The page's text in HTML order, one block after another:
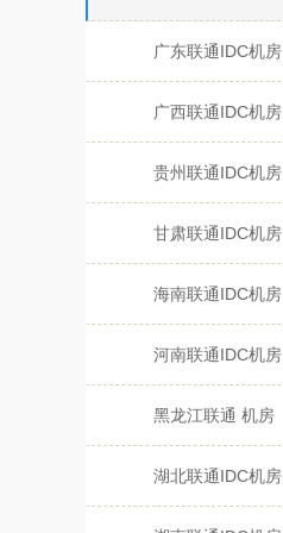
广东联通IDC机房
广西联通IDC机房
贵州联通IDC机房
甘肃联通IDC机房
海南联通IDC机房
河南联通IDC机房
黑龙江联通 机房
湖北联通IDC机房